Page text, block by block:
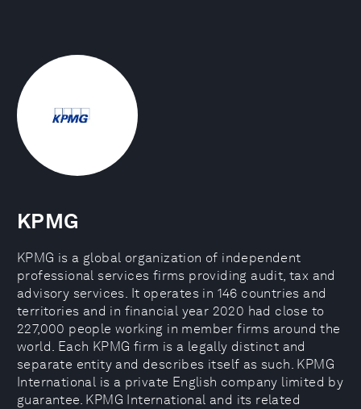
KPMG
KPMG is a global organization of independent
professional services firms providing audit, tax and
advisory services. It operates in 146 countries and
territories and in financial year 2020 had close to
227,000 people working in member firms around the
world. Each KPMG firm is a legally distinct and
separate entity and describes itself as such. KPMG
International is a private English company limited by
guarantee. KPMG International and its related